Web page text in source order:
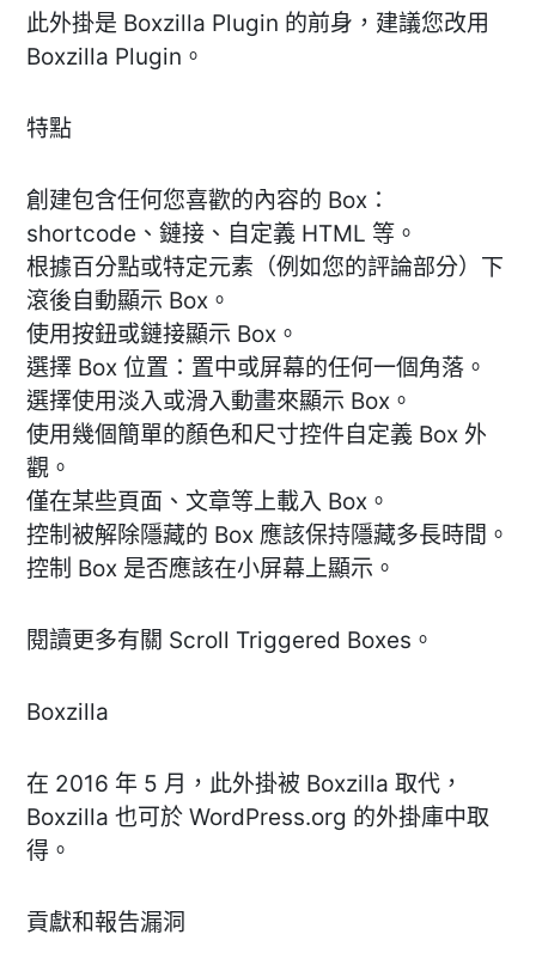
此外掛是 Boxzilla Plugin 的前身，建議您改用
Boxzilla Plugin。
特點
創建包含任何您喜歡的內容的 Box：
shortcode、鏈接、自定義 HTML 等。
根據百分點或特定元素（例如您的評論部分）下
滾後自動顯示 Box。
使用按鈕或鏈接顯示 Box。
選擇 Box 位置：置中或屏幕的任何一個角落。
選擇使用淡入或滑入動畫來顯示 Box。
使用幾個簡單的顏色和尺寸控件自定義 Box 外
觀。
僅在某些頁面、文章等上載入 Box。
控制被解除隱藏的 Box 應該保持隱藏多長時間。
控制 Box 是否應該在小屏幕上顯示。
閱讀更多有關 Scroll Triggered Boxes。
Boxzilla
在 2016 年 5 月，此外掛被 Boxzilla 取代，
Boxzilla 也可於 WordPress.org 的外掛庫中取
得。
貢獻和報告漏洞